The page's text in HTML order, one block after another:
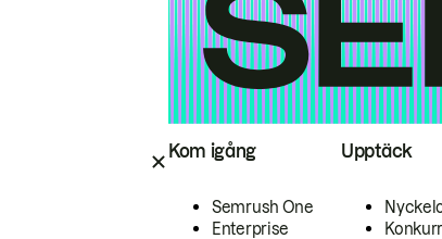
Kom igång
Semrush One
Enterprise
Upptäck